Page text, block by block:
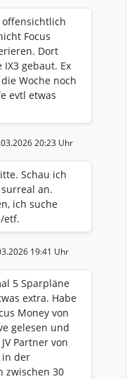
offensichtlich
Focus
Dort
gebaut. Ex
Woche noch
evtl etwas
20:23 Uhr
Schau ich
an.
ich suche
etf.
19:41 Uhr
5 Sparpläne
extra. Habe
Money von
gelesen und
Partner von
in der
zwischen 30